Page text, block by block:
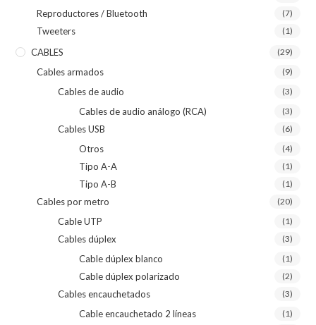
Reproductores / Bluetooth (7)
Tweeters (1)
CABLES (29)
Cables armados (9)
Cables de audio (3)
Cables de audio análogo (RCA) (3)
Cables USB (6)
Otros (4)
Tipo A-A (1)
Tipo A-B (1)
Cables por metro (20)
Cable UTP (1)
Cables dúplex (3)
Cable dúplex blanco (1)
Cable dúplex polarizado (2)
Cables encauchetados (3)
Cable encauchetado 2 líneas (1)